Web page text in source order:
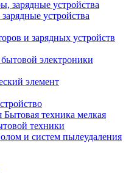
устройства
и зарядных устройств
электроники
элемент
Бытовая техника мелкая
техники
и систем пылеудаления